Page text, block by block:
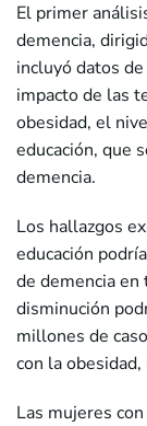
El primer
demencia,
incluyó datos
impacto de las
obesidad, el
educación, que
demencia.
Los hallazgos
educación
de demencia
disminución
millones de
con la
Las mujeres